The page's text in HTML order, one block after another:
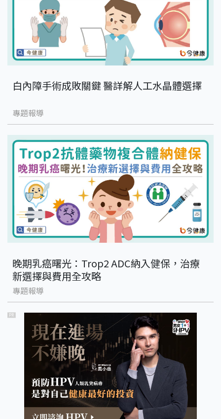
白內障手術成敗關鍵 醫詳解人工水晶體選擇
專題報導
晚期乳癌曙光：Trop2 ADC納入健保，治療
新選擇與費用全攻略
專題報導
PR